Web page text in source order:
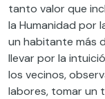
tanto valor que
la Humanidad por
un habitante más
llevar por la
los vecinos,
labores, tomar un